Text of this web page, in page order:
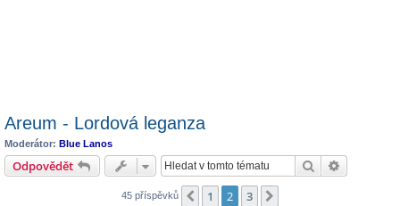
Areum - Lordová leganza
Moderátor: Blue Lanos
Odpovědět Hledat
45 příspěvků Předchozí
1 2 3